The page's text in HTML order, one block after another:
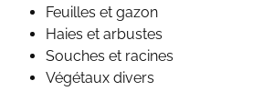
Feuilles et gazon
Haies et arbustes
Souches et racines
Végétaux divers